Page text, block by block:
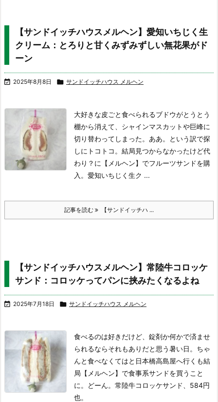
【サンドイッチハウスメルヘン】愛知いちじく生
クリーム：とろりと甘くみずみずしい無花果がド
ーン
 2025年8月8日  サンドイッチハウス メルヘン
大好きな皮ごと食べられるブドウがとうとう
棚から消えて、シャインマスカットや巨峰に
切り替わってしまった。ああ。という訳で探
しにトコトコ。結局見つからなかったけど代
わり？に【メルヘン】でフルーツサンドを購
入。 愛知いちじく生ク ...
記事を読む 【サンドイッチハ ...
【サンドイッチハウスメルヘン】常陸牛コロッケ
サンド：コロッケってパンに挟みたくなるよね
 2025年7月18日  サンドイッチハウス メルヘン
食べるのは好きだけど、錠剤か何かで済ませ
られるならそれもありだと思う暑い日。ちゃ
んと食べなくてはと日本橋高島屋へ行くも結
局【メルヘン】で食事系サンドを買うこと
に。
どーん。 常陸牛コロッケサンド、584円
也。